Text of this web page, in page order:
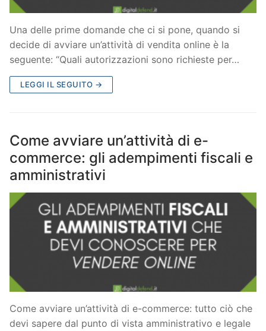
Una delle prime domande che ci si pone, quando si
decide di avviare un’attività di vendita online è la
seguente: “Quali autorizzazioni sono richieste per…
LEGGI IL SEGUITO →
Come avviare un’attività di e-
commerce: gli adempimenti fiscali e
amministrativi
Come avviare un’attività di e-commerce: tutto ciò che
devi sapere dal punto di vista amministrativo e legale